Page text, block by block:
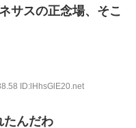
サスの正念場、そこ
ID:lHhsGlE20.net
たんだわ